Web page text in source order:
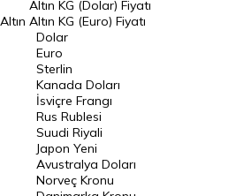
Dolar Kuru
Euro Kuru
Pound Kuru
Frank Kuru
Riyal Kuru
Avustralya Doları
Danimarka Kronu Kuru
Altın
Altın KG (Dolar) Fiyatı
Altın KG (Euro) Fiyatı
Dolar
Euro
Sterlin
Kanada Doları
İsviçre Frangı
Rus Rublesi
Suudi Riyali
Japon Yeni
Avustralya Doları
Norveç Kronu